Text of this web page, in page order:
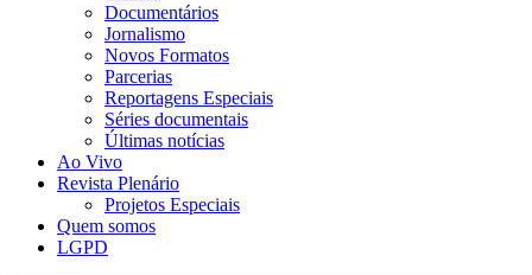
Documentários
Jornalismo
Novos Formatos
Parcerias
Reportagens Especiais
Séries documentais
Últimas notícias
Ao Vivo
Revista Plenário
Projetos Especiais
Quem somos
LGPD